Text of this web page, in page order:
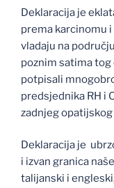
Deklaracija je
prema karcinomu
vladaju na
poznim satima
potpisali
predsjednika RH i
zadnjeg opatijskog
Deklaracija je
i izvan granica
talijanski i